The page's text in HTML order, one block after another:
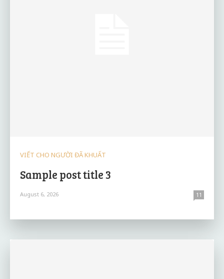
VIẾT CHO NGƯỜI ĐÃ KHUẤT
Sample post title 3
August 6, 2026 11